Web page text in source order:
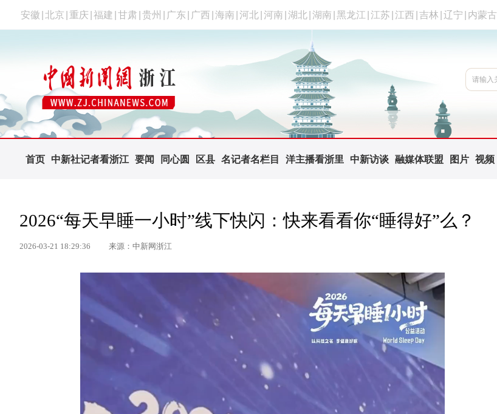
安徽 北京 重庆 福建 甘肃 贵州 广东 广西 海南 河北 河南 湖北 湖南 黑龙江 江苏 江西 吉林 辽宁 内蒙古
首页 中新社记者看浙江 要闻 同心圆 区县 名记者名栏目 洋主播看浙里 中新访谈 融媒体联盟 图片 视频
2026“每天早睡一小时”线下快闪：快来看看你“睡得好”么？
2026-03-21 18:29:36 来源：中新网浙江